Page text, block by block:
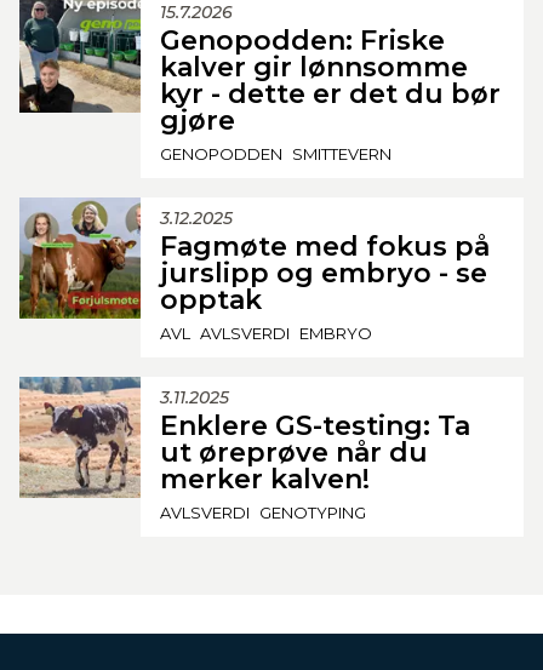
15.7.2026
Genopodden: Friske
kalver gir lønnsomme
kyr - dette er det du bør
gjøre
GENOPODDEN SMITTEVERN
3.12.2025
Fagmøte med fokus på
jurslipp og embryo - se
opptak
AVL AVLSVERDI EMBRYO
3.11.2025
Enklere GS-testing: Ta
ut øreprøve når du
merker kalven!
AVLSVERDI GENOTYPING